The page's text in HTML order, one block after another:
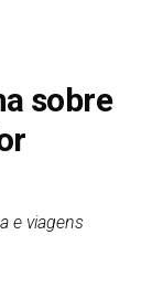
sobre
e viagens